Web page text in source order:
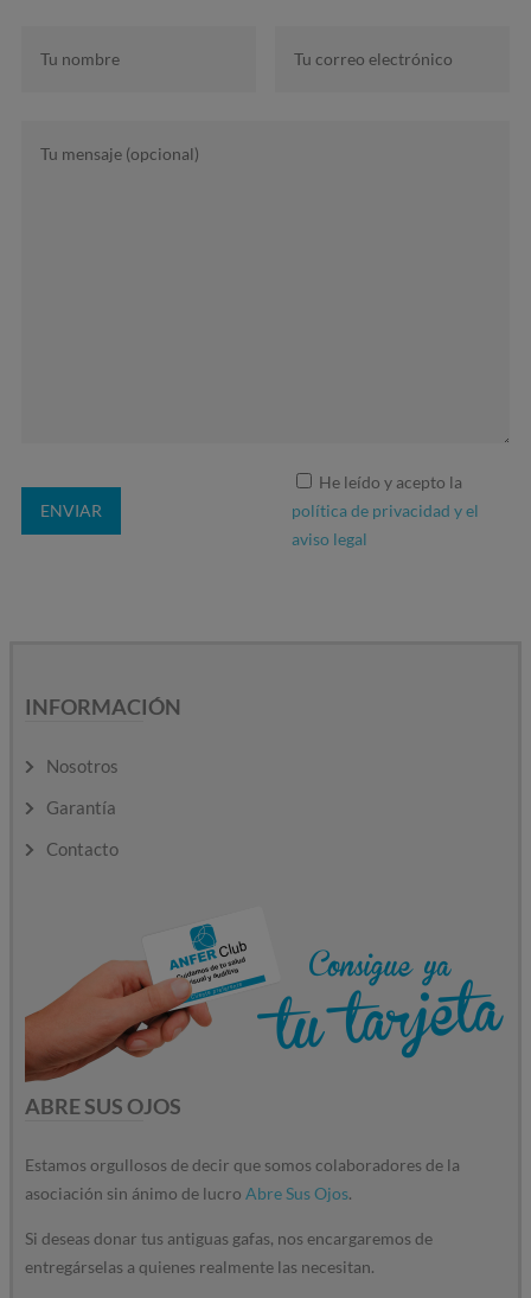
He leído y acepto la
política de privacidad y el
aviso legal
INFORMACIÓN
Nosotros
Garantía
Contacto
ABRE SUS OJOS
Estamos orgullosos de decir que somos colaboradores de la
asociación sin ánimo de lucro Abre Sus Ojos.
Si deseas donar tus antiguas gafas, nos encargaremos de
entregárselas a quienes realmente las necesitan.